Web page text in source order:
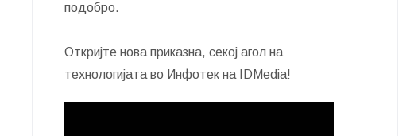
подобро.
Откријте нова приказна, секој агол на
технологијата во Инфотек на IDMedia!